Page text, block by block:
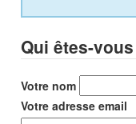
Qui êtes-
Votre nom
Votre adresse email